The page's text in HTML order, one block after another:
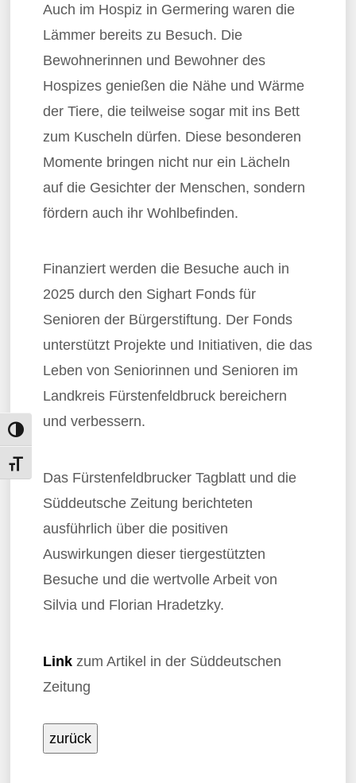
Umschalten auf hohe Kontraste
Schrift vergrößern
Auch im Hospiz in Germering waren die
Lämmer bereits zu Besuch. Die
Bewohnerinnen und Bewohner des
Hospizes genießen die Nähe und Wärme
der Tiere, die teilweise sogar mit ins Bett
zum Kuscheln dürfen. Diese besonderen
Momente bringen nicht nur ein Lächeln
auf die Gesichter der Menschen, sondern
fördern auch ihr Wohlbefinden.
Finanziert werden die Besuche auch in
2025 durch den Sighart Fonds für
Senioren der Bürgerstiftung. Der Fonds
unterstützt Projekte und Initiativen, die das
Leben von Seniorinnen und Senioren im
Landkreis Fürstenfeldbruck bereichern
und verbessern.
Das Fürstenfeldbrucker Tagblatt und die
Süddeutsche Zeitung berichteten
ausführlich über die positiven
Auswirkungen dieser tiergestützten
Besuche und die wertvolle Arbeit von
Silvia und Florian Hradetzky.
Linkzum Artikel in der Süddeutschen
Zeitung
zurück